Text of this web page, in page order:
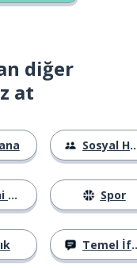
diğer
at
Sosyal Hayat
Spor
Temel İfadeler